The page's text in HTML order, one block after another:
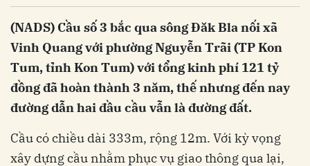
(NADS) Cầu số 3 bắc qua sông Đăk Bla nối xã
Vinh Quang với phường Nguyễn Trãi (TP Kon
Tum, tỉnh Kon Tum) với tổng kinh phí 121 tỷ
đồng đã hoàn thành 3 năm, thế nhưng đến nay
đường dẫn hai đầu cầu vẫn là đường đất.
Cầu có chiều dài 333m, rộng 12m. Với kỳ vọng
xây dựng cầu nhằm phục vụ giao thông qua lại,